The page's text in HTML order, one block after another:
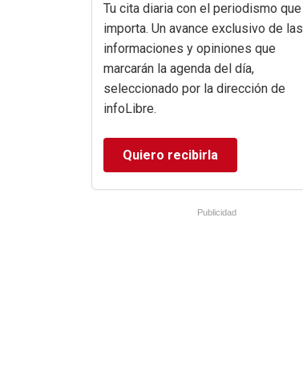
Tu cita diaria con el periodismo que
importa. Un avance exclusivo de las
informaciones y opiniones que
marcarán la agenda del día,
seleccionado por la dirección de
infoLibre.
Quiero recibirla
Publicidad